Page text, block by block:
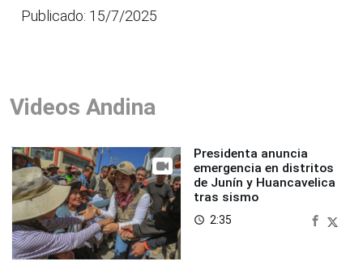
Publicado: 15/7/2025
Videos Andina
Presidenta anuncia
emergencia en distritos
de Junín y Huancavelica
tras sismo
access_time 2:35